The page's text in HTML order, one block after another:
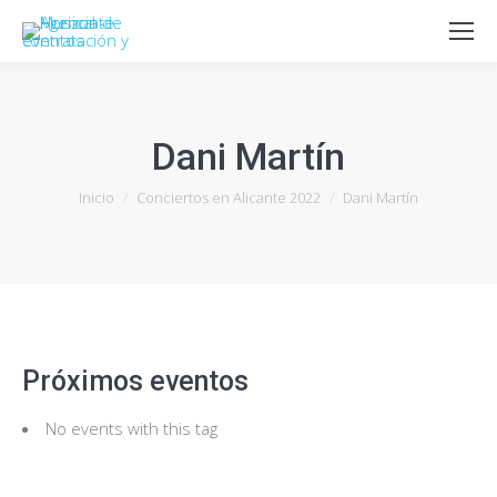
Dani Martín
Estás aquí:
Inicio Conciertos en Alicante 2022 Dani Martín
Próximos eventos
No events with this tag